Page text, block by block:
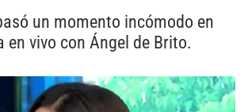
un momento incómodo en
en vivo con Ángel de Brito.